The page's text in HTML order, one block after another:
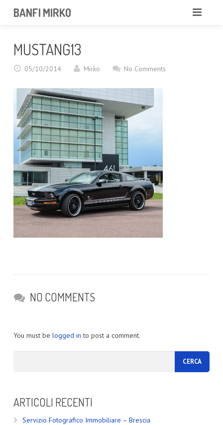
BANFI MIRKO
PORTFOLIO
SERVIZI
NEWS
CONTATTAMI
MUSTANG13
05/10/2014 Mirko No Comments
NO COMMENTS
You must be logged in to post a comment.
ARTICOLI RECENTI
Servizio Fotografico Immobiliare – Brescia